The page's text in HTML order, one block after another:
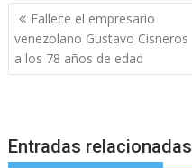
Navegación
de
entradas
Fallece el empresario
venezolano Gustavo Cisneros
a los 78 años de edad
Entradas relacionadas